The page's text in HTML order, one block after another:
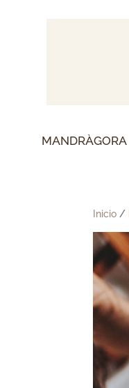
MANDRÀGORA
Inicio /